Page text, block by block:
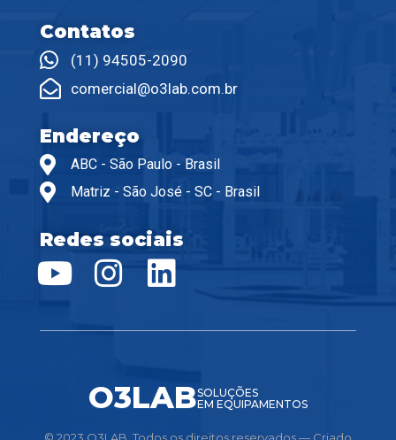
Contatos
(11) 94505-2090
comercial@o3lab.com.br
Endereço
ABC - São Paulo - Brasil
Matriz - São José - SC - Brasil
Redes sociais
O3LABSOLUÇÕES
EM EQUIPAMENTOS